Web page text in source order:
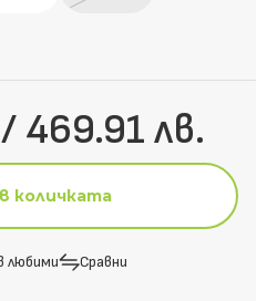
469.91 лв.
количката
любими Сравни